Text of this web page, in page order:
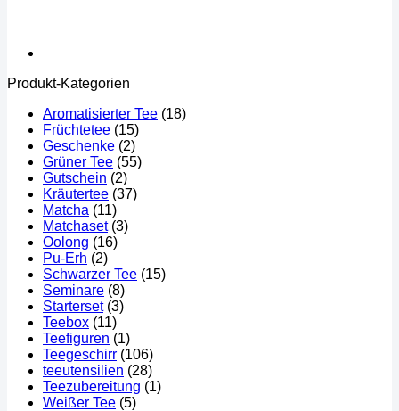
Produkt-Kategorien
Aromatisierter Tee (18)
Früchtetee (15)
Geschenke (2)
Grüner Tee (55)
Gutschein (2)
Kräutertee (37)
Matcha (11)
Matchaset (3)
Oolong (16)
Pu-Erh (2)
Schwarzer Tee (15)
Seminare (8)
Starterset (3)
Teebox (11)
Teefiguren (1)
Teegeschirr (106)
teeutensilien (28)
Teezubereitung (1)
Weißer Tee (5)